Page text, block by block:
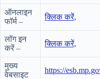
ऑनलाइन
फॉर्म –
क्लिक करें,
लॉग इन
करें –
क्लिक करें,
मुख्य
वेबसाइट
https://